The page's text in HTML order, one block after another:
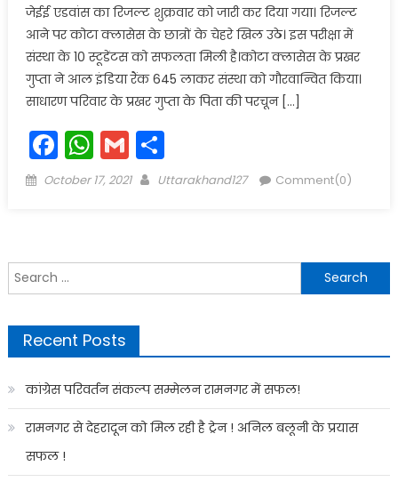
जेईई एडवांस का रिजल्ट शुक्रवार को जारी कर दिया गया। रिजल्ट
आने पर कोटा क्लासेस के छात्रों के चेहरे खिल उठे। इस परीक्षा में
संस्था के 10 स्टूडेंटस को सफलता मिली है।कोटा क्लासेस के प्रखर
गुप्ता ने आल इंडिया रैंक 645 लाकर संस्था को गौरवान्वित किया।
साधारण परिवार के प्रखर गुप्ता के पिता की परचून […]
Facebook
WhatsApp
GmailShare
Posted
October 17, 2021 Author
Uttarakhand127 Comment(0)
Search
for:
Recent Posts
कांग्रेस परिवर्तन संकल्प सम्मेलन रामनगर में सफल!
रामनगर से देहरादून को मिल रही है ट्रेन ! अनिल बलूनी के प्रयास
सफल !